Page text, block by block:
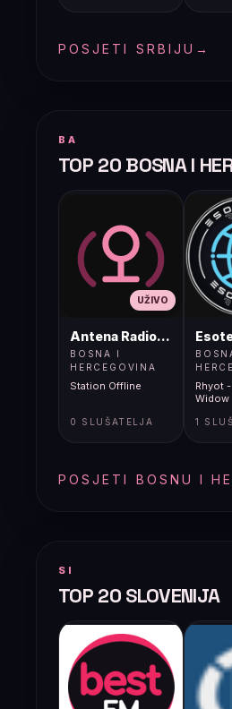
POSJETI SRBIJU →
BA
TOP 20 BOSNA I
UŽIVO
Antena Radio, Jelah
BOSNA I
HERCEGOVINA
Station Offline
0 SLUŠATELJA
Rhyot
Widow
1
POSJETI BOSNU I
SI
TOP 20 SLOVENIJA